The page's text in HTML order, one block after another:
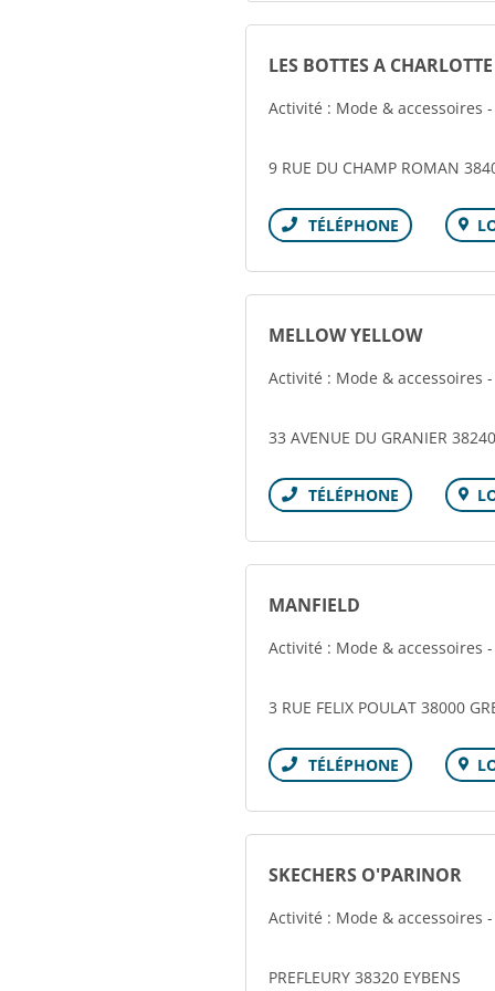
LES BOTTES A CHARLOTTE
Activité : Mode & accessoires
9 RUE DU CHAMP ROMAN
Téléphone
MELLOW YELLOW
Activité : Mode & accessoires
33 AVENUE DU GRANIER
Téléphone
MANFIELD
Activité : Mode & accessoires
3 RUE FELIX POULAT 38000
Téléphone
SKECHERS O'PARINOR
Activité : Mode & accessoires
PREFLEURY 38320 EYBENS